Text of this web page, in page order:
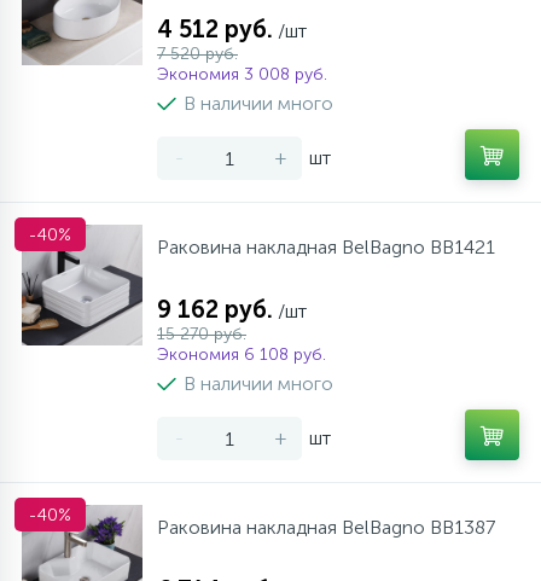
4 512 руб. /шт
7 520 руб.
Экономия 3 008 руб.
В наличии много
- + шт
-40%
Раковина накладная BelBagno BB1421
9 162 руб. /шт
15 270 руб.
Экономия 6 108 руб.
В наличии много
- + шт
-40%
Раковина накладная BelBagno BB1387